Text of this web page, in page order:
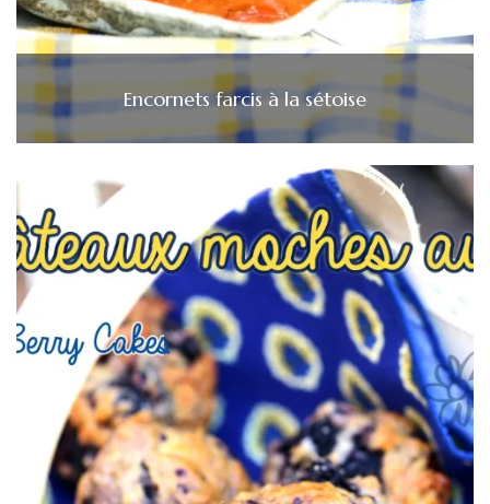
Encornets farcis à la sétoise